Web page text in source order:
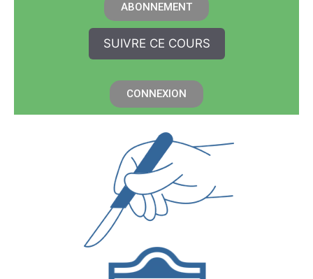
ABONNEMENT
SUIVRE CE COURS
CONNEXION